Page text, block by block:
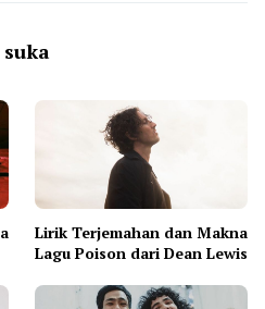
Lirik Terjemahan dan Makna
Lagu Poison dari Dean Lewis